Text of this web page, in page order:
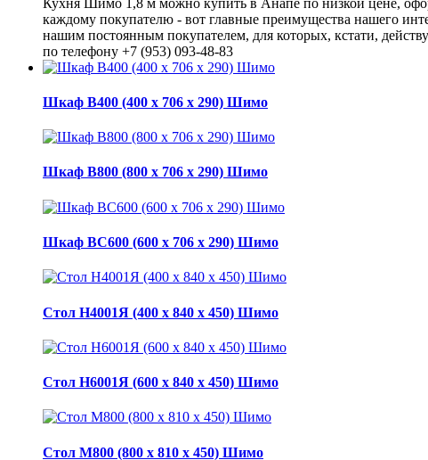
каждому покупателю - вот главные преимущества нашего
нашим постоянным покупателем, для которых, кстати,
по телефону +7 (953) 093-48-83
Шкаф В400 (400 х 706 х 290) Шимо
Шкаф В800 (800 х 706 х 290) Шимо
Шкаф ВС600 (600 х 706 х 290) Шимо
Стол Н4001Я (400 х 840 х 450) Шимо
Стол Н6001Я (600 х 840 х 450) Шимо
Стол М800 (800 х 810 х 450) Шимо